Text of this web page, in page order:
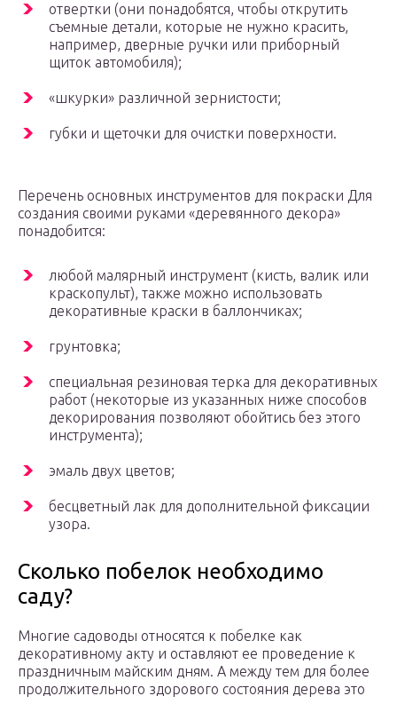
отвертки (они понадобятся, чтобы открутить
съемные детали, которые не нужно красить,
например, дверные ручки или приборный
щиток автомобиля);
«шкурки» различной зернистости;
губки и щеточки для очистки поверхности.
Перечень основных инструментов для покраски Для
создания своими руками «деревянного декора»
понадобится:
любой малярный инструмент (кисть, валик или
краскопульт), также можно использовать
декоративные краски в баллончиках;
грунтовка;
специальная резиновая терка для декоративных
работ (некоторые из указанных ниже способов
декорирования позволяют обойтись без этого
инструмента);
эмаль двух цветов;
бесцветный лак для дополнительной фиксации
узора.
Сколько побелок необходимо
саду?
Многие садоводы относятся к побелке как
декоративному акту и оставляют ее проведение к
праздничным майским дням. А между тем для более
продолжительного здорового состояния дерева это